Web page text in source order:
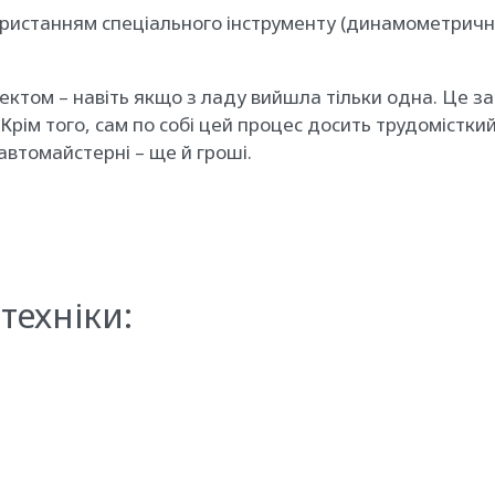
спеціального інструменту
– навіть якщо з ладу вийшла тільки одна. Це
того, сам по собі цей процес досить
– ще й гроші.